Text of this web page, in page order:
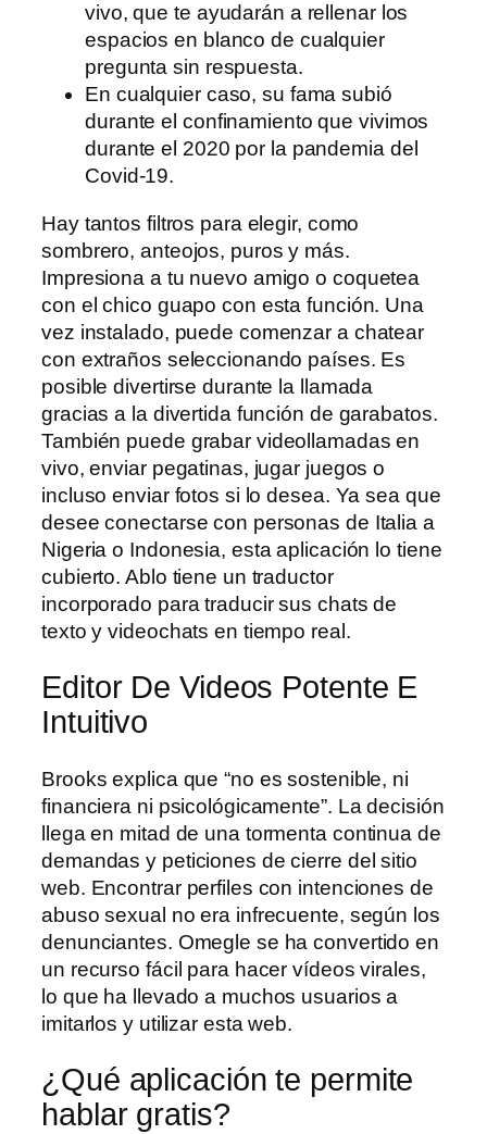
vivo, que te ayudarán a rellenar los
espacios en blanco de cualquier
pregunta sin respuesta.
En cualquier caso, su fama subió
durante el confinamiento que vivimos
durante el 2020 por la pandemia del
Covid-19.
Hay tantos filtros para elegir, como
sombrero, anteojos, puros y más.
Impresiona a tu nuevo amigo o coquetea
con el chico guapo con esta función. Una
vez instalado, puede comenzar a chatear
con extraños seleccionando países. Es
posible divertirse durante la llamada
gracias a la divertida función de garabatos.
También puede grabar videollamadas en
vivo, enviar pegatinas, jugar juegos o
incluso enviar fotos si lo desea. Ya sea que
desee conectarse con personas de Italia a
Nigeria o Indonesia, esta aplicación lo tiene
cubierto. Ablo tiene un traductor
incorporado para traducir sus chats de
texto y videochats en tiempo real.
Editor De Videos Potente E
Intuitivo
Brooks explica que “no es sostenible, ni
financiera ni psicológicamente”. La decisión
llega en mitad de una tormenta continua de
demandas y peticiones de cierre del sitio
web. Encontrar perfiles con intenciones de
abuso sexual no era infrecuente, según los
denunciantes. Omegle se ha convertido en
un recurso fácil para hacer vídeos virales,
lo que ha llevado a muchos usuarios a
imitarlos y utilizar esta web.
¿Qué aplicación te permite
hablar gratis?